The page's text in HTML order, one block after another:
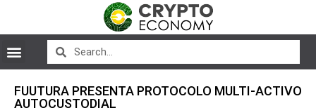
FUUTURA PRESENTA PROTOCOLO MULTI-ACTIVO
AUTOCUSTODIAL